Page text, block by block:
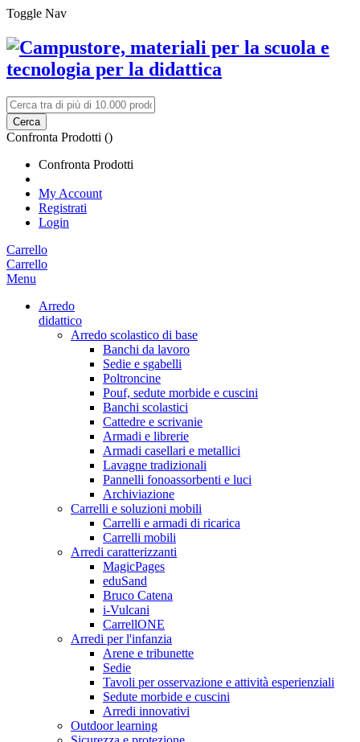
Toggle Nav
Cerca
Confronta Prodotti ()
Confronta Prodotti
My Account
Registrati
Login
Carrello
Carrello
Menu
Arredo
didattico
Arredo scolastico di base
Banchi da lavoro
Sedie e sgabelli
Poltroncine
Pouf, sedute morbide e cuscini
Banchi scolastici
Cattedre e scrivanie
Armadi e librerie
Armadi casellari e metallici
Lavagne tradizionali
Pannelli fonoassorbenti e luci
Archiviazione
Carrelli e soluzioni mobili
Carrelli e armadi di ricarica
Carrelli mobili
Arredi caratterizzanti
MagicPages
eduSand
Bruco Catena
i-Vulcani
CarrellONE
Arredi per l'infanzia
Arene e tribunette
Sedie
Tavoli per osservazione e attività esperienziali
Sedute morbide e cuscini
Arredi innovativi
Outdoor learning